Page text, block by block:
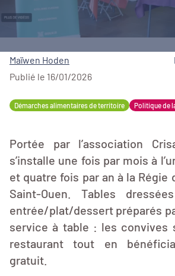
Maïwen Hoden
Publié le 16/01/2026
Démarches alimentaires de territoire Politique de
Portée par l’association
s’installe une fois par mois à
et quatre fois par an à la Régie
Saint-Ouen. Tables
entrée/plat/dessert préparés
service à table : les convives
restaurant tout en
gratuit.